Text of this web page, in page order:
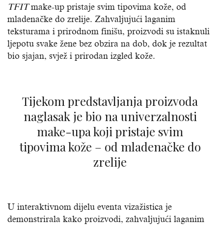
TFITmake-up pristaje svim tipovima kože, od
mladenačke do zrelije. Zahvaljujući laganim
teksturama i prirodnom finišu, proizvodi su istaknuli
ljepotu svake žene bez obzira na dob, dok je rezultat
bio sjajan, svjež i prirodan izgled kože.
Tijekom predstavljanja proizvoda
naglasak je bio na univerzalnosti
make-upa koji pristaje svim
tipovima kože – od mladenačke do
zrelije
U interaktivnom dijelu eventa vizažistica je
demonstrirala kako proizvodi, zahvaljujući laganim